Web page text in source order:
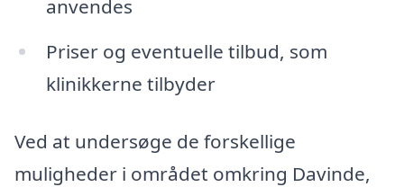
anvendes
Priser og eventuelle tilbud, som
klinikkerne tilbyder
Ved at undersøge de forskellige
muligheder i området omkring Davinde,